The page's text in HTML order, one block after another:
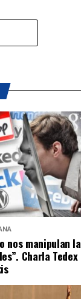
nos manipulan
Charla